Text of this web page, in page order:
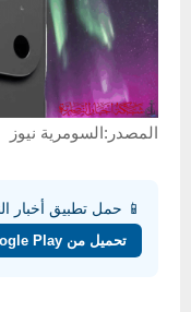
المصدر:السومرية نيوز
📱 حمل تطبيق أخبار
تحميل من Google Play